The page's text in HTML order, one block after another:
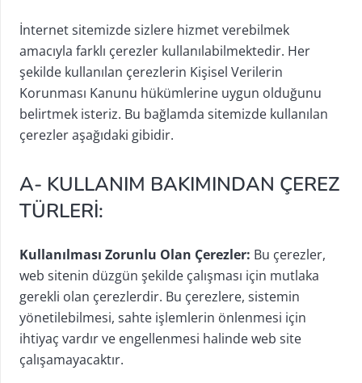
İnternet sitemizde sizlere hizmet verebilmek
amacıyla farklı çerezler kullanılabilmektedir. Her
şekilde kullanılan çerezlerin Kişisel Verilerin
Korunması Kanunu hükümlerine uygun olduğunu
belirtmek isteriz. Bu bağlamda sitemizde kullanılan
çerezler aşağıdaki gibidir.
A- KULLANIM BAKIMINDAN ÇEREZ
TÜRLERİ:
Kullanılması Zorunlu Olan Çerezler: Bu çerezler,
web sitenin düzgün şekilde çalışması için mutlaka
gerekli olan çerezlerdir. Bu çerezlere, sistemin
yönetilebilmesi, sahte işlemlerin önlenmesi için
ihtiyaç vardır ve engellenmesi halinde web site
çalışamayacaktır.